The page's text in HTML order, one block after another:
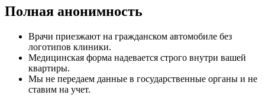
Полная анонимность
Врачи приезжают на гражданском автомобиле без
логотипов клиники.
Медицинская форма надевается строго внутри вашей
квартиры.
Мы не передаем данные в государственные органы и не
ставим на учет.